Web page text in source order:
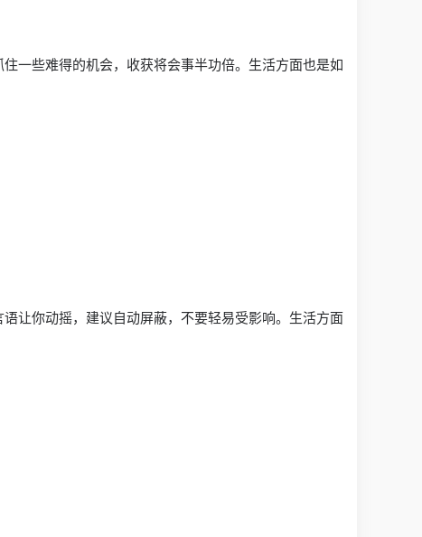
一些难得的机会，收获将会事半功倍。生活方面也是如
让你动摇，建议自动屏蔽，不要轻易受影响。生活方面